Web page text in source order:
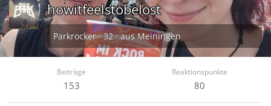
howitfeelstobelost
Parkrocker ·32·ausMeiningen
Beiträge
153
Reaktionspunkte
80